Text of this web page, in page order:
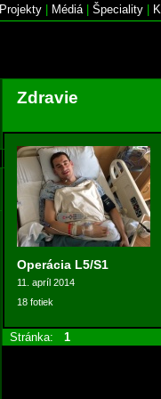
Projekty Médiá| Špeciality
Zdravie
Operácia L5/S1
11. apríl 2014
18 fotiek
Stránka: 1